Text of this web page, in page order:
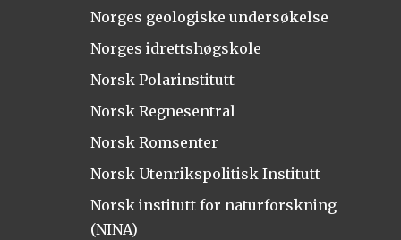
Norges geologiske undersøkelse
Norges idrettshøgskole
Norsk Polarinstitutt
Norsk Regnesentral
Norsk Romsenter
Norsk Utenrikspolitisk Institutt
Norsk institutt for naturforskning
(NINA)